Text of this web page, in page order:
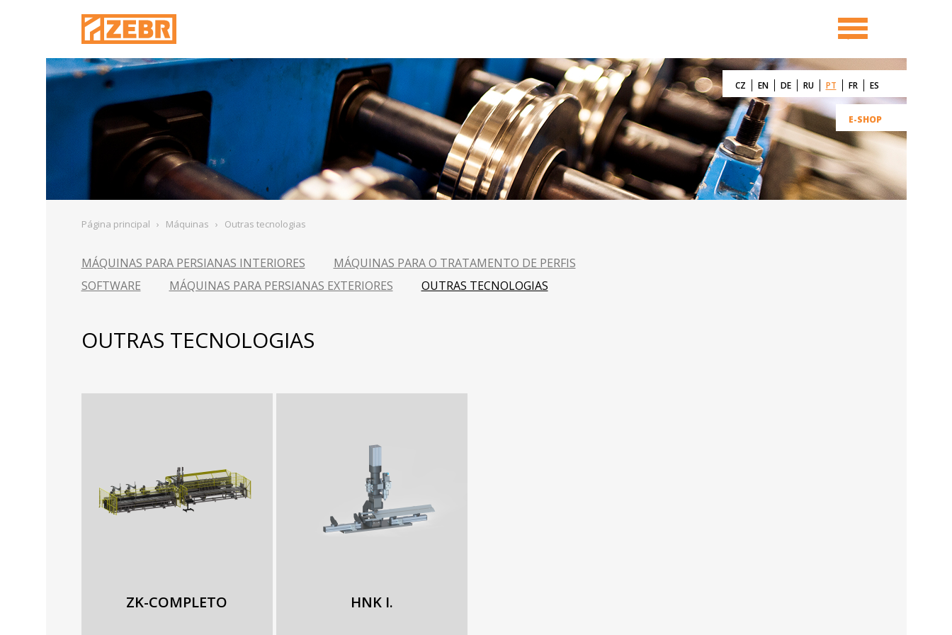
CZ EN DE RU PT FR ES
E-SHOP
Página principal › Máquinas › Outras tecnologias
MÁQUINAS PARA PERSIANAS INTERIORES
MÁQUINAS PARA O TRATAMENTO DE PERFIS
SOFTWARE
MÁQUINAS PARA PERSIANAS EXTERIORES OUTRAS TECNOLOGIAS
OUTRAS TECNOLOGIAS
ZK-COMPLETO HNK I.